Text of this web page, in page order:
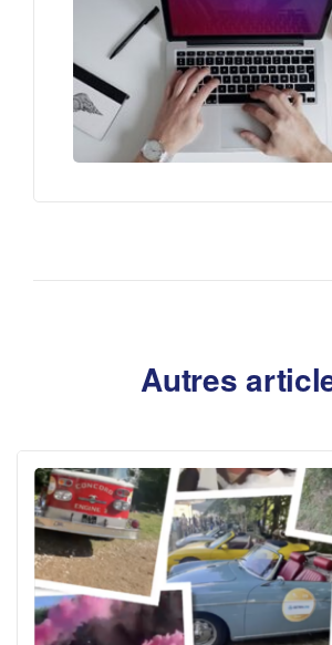
Autres